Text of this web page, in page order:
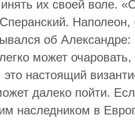
их своей воле.
об
может очаровать,
это настоящий
далеко пойти.
наследником в